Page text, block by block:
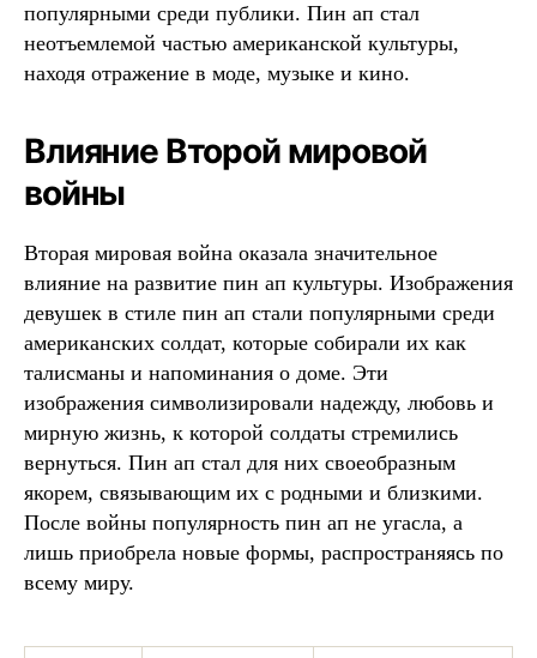
популярными среди публики. Пин ап стал
неотъемлемой частью американской культуры,
находя отражение в моде, музыке и кино.
Влияние Второй мировой
войны
Вторая мировая война оказала значительное
влияние на развитие пин ап культуры. Изображения
девушек в стиле пин ап стали популярными среди
американских солдат, которые собирали их как
талисманы и напоминания о доме. Эти
изображения символизировали надежду, любовь и
мирную жизнь, к которой солдаты стремились
вернуться. Пин ап стал для них своеобразным
якорем, связывающим их с родными и близкими.
После войны популярность пин ап не угасла, а
лишь приобрела новые формы, распространяясь по
всему миру.